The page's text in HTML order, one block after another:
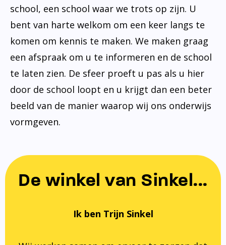
school, een school waar we trots op zijn. U
bent van harte welkom om een keer langs te
komen om kennis te maken. We maken graag
een afspraak om u te informeren en de school
te laten zien. De sfeer proeft u pas als u hier
door de school loopt en u krijgt dan een beter
beeld van de manier waarop wij ons onderwijs
vormgeven.
De winkel van Sinkel...
Ik ben Trijn Sinkel